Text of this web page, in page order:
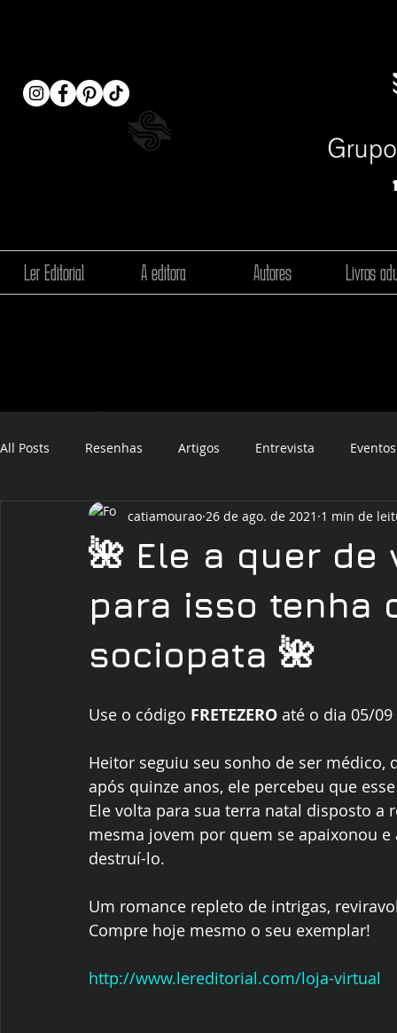
Ler Editorial A editora Autores Livros
All Posts Resenhas Artigos Entrevista Eventos
audiobook
🌺 Ele a quer de
para isso tenha
sociopata 🌺
catiamourao 26 de ago. de 2021 1 min de
Use o código FRETEZERO até o dia 05/
Heitor seguiu seu sonho de ser
após quinze anos, ele percebeu que
Ele volta para sua terra natal disposto
mesma jovem por quem se apaixonou
destruí-lo.
Um romance repleto de intrigas,
Compre hoje mesmo o seu exemplar!
http://www.lereditorial.com/loja-virtual